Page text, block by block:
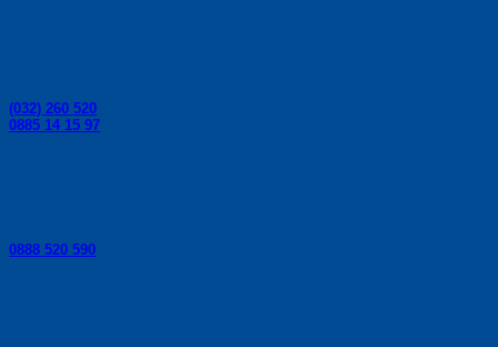
(032) 260 520
0885 14 15 97
0888 520 590